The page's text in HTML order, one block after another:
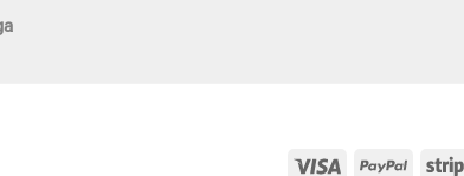
Visa PayPal